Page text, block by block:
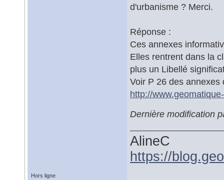
d'urbanisme ? Merci.
Réponse :
Ces annexes
Elles rentrent dans la
plus un Libellé
Voir P 26 des
http://
Dernière modification
AlineC
https://
Hors ligne